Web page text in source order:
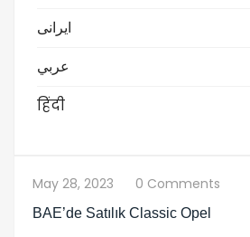
ایرانی
عربي
हिंदी
May 28, 2023 0 Comments
BAE’de Satılık Classic Opel